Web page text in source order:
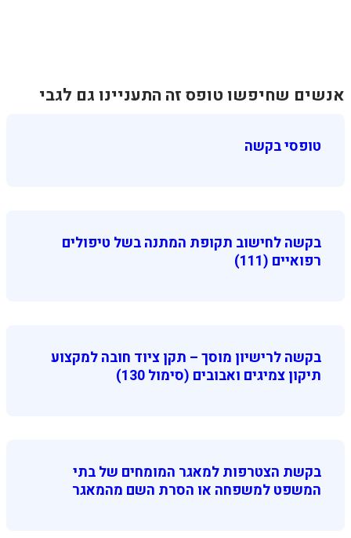
אנשים שחיפשו טופס זה התעניינו גם לגבי
טופסי בקשה
בקשה לחישוב תקופת המתנה בשל טיפולים
רפואיים (111)
בקשה לרישיון מוסך – תקן ציוד חובה למקצוע
תיקון צמיגים ואבובים (סימול 130)
בקשת הצטרפות למאגר המומחים של בתי
המשפט למשפחה או הסרת השם מהמאגר